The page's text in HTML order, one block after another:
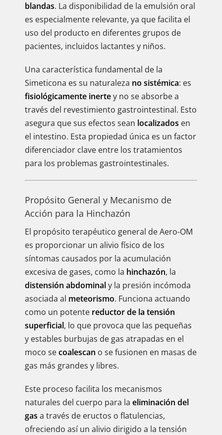
blandas. La disponibilidad de la emulsión oral
es especialmente relevante, ya que facilita el
uso del producto en diferentes grupos de
pacientes, incluidos lactantes y niños.
Una característica fundamental de la
Simeticona es su naturaleza no sistémica: es
fisiológicamente inertey no se absorbe a
través del revestimiento gastrointestinal. Esto
asegura que sus efectos sean localizados en
el intestino. Esta propiedad única es un factor
diferenciador clave entre los tratamientos
para los problemas gastrointestinales.
Propósito General y Mecanismo de
Acción para la Hinchazón
El propósito terapéutico general de Aero-OM
es proporcionar un alivio físico de los
síntomas causados por la acumulación
excesiva de gases, como la hinchazón, la
distensión abdominaly la presión incómoda
asociada al meteorismo. Funciona actuando
como un potente reductor de la tensión
superficial, lo que provoca que las pequeñas
y estables burbujas de gas atrapadas en el
moco secoalescan o se fusionen en masas de
gas más grandes y libres.
Este proceso facilita los mecanismos
naturales del cuerpo para la eliminación del
gas a través de eructos o flatulencias,
ofreciendo así un alivio dirigido a la tensión